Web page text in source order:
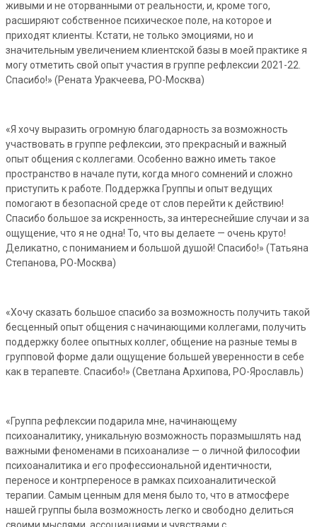
живыми и не оторванными от реальности, и, кроме того,
расширяют собственное психическое поле, на которое и
приходят клиенты. Кстати, не только эмоциями, но и
значительным увеличением клиентской базы в моей практике я
могу отметить свой опыт участия в группе рефлексии 2021-22.
Спасибо!» (Рената Уракчеева, РО-Москва)
«Я хочу выразить огромную благодарность за возможность
участвовать в группе рефлексии, это прекрасный и важный
опыт общения с коллегами. Особенно важно иметь такое
пространство в начале пути, когда много сомнений и сложно
приступить к работе. Поддержка Группы и опыт ведущих
помогают в безопасной среде от слов перейти к действию!
Спасибо большое за искренность, за интереснейшие случаи и за
ощущение, что я не одна! То, что вы делаете — очень круто!
Деликатно, с пониманием и большой душой! Спасибо!» (Татьяна
Степанова, РО-Москва)
«Хочу сказать большое спасибо за возможность получить такой
бесценный опыт общения с начинающими коллегами, получить
поддержку более опытных коллег, общение на разные темы в
групповой форме дали ощущение большей уверенности в себе
как в терапевте. Спасибо!» (Светлана Архипова, РО-Ярославль)
«Группа рефлексии подарила мне, начинающему
психоаналитику, уникальную возможность поразмышлять над
важными феноменами в психоанализе — о личной философии
психоаналитика и его профессиональной идентичности,
переносе и контрпереносе в рамках психоаналитической
терапии. Самым ценным для меня было то, что в атмосфере
нашей группы была возможность легко и свободно делиться